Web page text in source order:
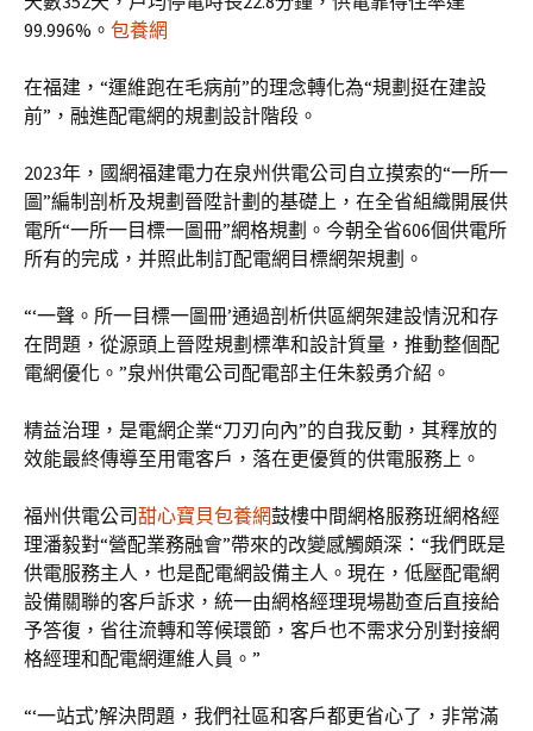
99.996%。 包養網
在福建，“運維跑在毛病前”的理念轉化為“規劃挺在建設
前”，融進配電網的規劃設計階段。
2023年，國網福建電力在泉州供電公司自立摸索的“一所一
圖”編制剖析及規劃晉陞計劃的基礎上，在全省組織開展供
電所“一所一目標一圖冊”網格規劃。今朝全省606個供電所
所有的完成，并照此制訂配電網目標網架規劃。
“‘一聲。所一目標一圖冊’通過剖析供區網架建設情況和存
在問題，從源頭上晉陞規劃標準和設計質量，推動整個配
電網優化。”泉州供電公司配電部主任朱毅勇介紹。
精益治理，是電網企業“刀刃向內”的自我反動，其釋放的
效能最終傳導至用電客戶，落在更優質的供電服務上。
福州供電公司甜心寶貝包養網鼓樓中間網格服務班網格經
理潘毅對“營配業務融會”帶來的改變感觸頗深：“我們既是
供電服務主人，也是配電網設備主人。現在，低壓配電網
設備關聯的客戶訴求，統一由網格經理現場勘查后直接給
予答復，省往流轉和等候環節，客戶也不需求分別對接網
格經理和配電網運維人員。”
“‘一站式’解決問題，我們社區和客戶都更省心了，非常滿